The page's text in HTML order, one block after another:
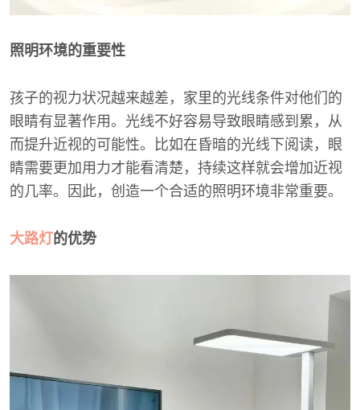
照明环境的重要性
孩子的视力状况越来越差，家里的光线条件对他们的
眼睛有显著作用。光线不好容易导致眼睛感到累，从
而提升近视的可能性。比如在昏暗的光线下阅读，眼
睛需要更加用力才能看清楚，持续这样就会增加近视
的几率。因此，创造一个合适的照明环境非常重要。
大路灯的优势